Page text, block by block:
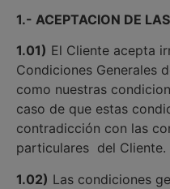
1.- ACEPTACION DE
1.01) El Cliente acepta
Condiciones Generales
como nuestras
caso de que estas
contradicción con las
particulares del Cliente.
1.02) Las condiciones